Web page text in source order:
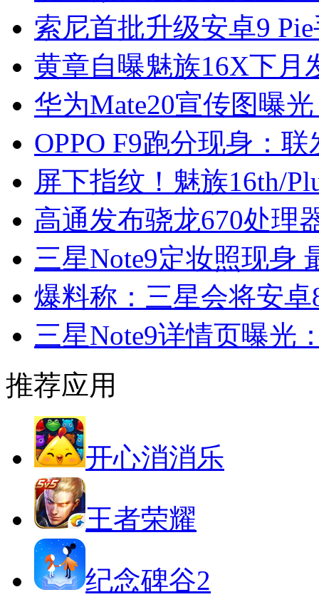
索尼首批升级安卓9
黄章自曝魅族16X下月
华为Mate20宣传图曝
OPPO F9跑分现身：
屏下指纹！魅族16th/
高通发布骁龙670处理
三星Note9定妆照现身
爆料称：三星会将安卓
三星Note9详情页曝光
推荐应用
开心消消乐
王者荣耀
纪念碑谷2